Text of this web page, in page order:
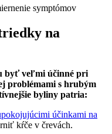
na
byť veľmi účinné pri
problémami s hrubým
byliny patria:
účinkami na
kŕče v črevách.